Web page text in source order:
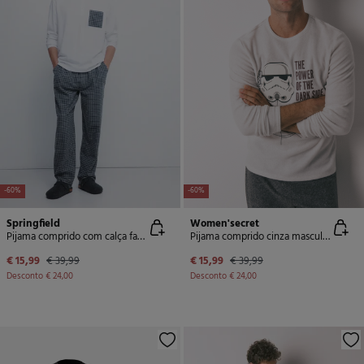
-60%
Springfield
Pijama comprido com calça fannel xadrez calça
€ 15,99 € 39,99
Desconto€ 24,00
-60%
Women'secret
Pijama comprido cinza masculino polar Star Wars
€ 15,99 € 39,99
Desconto€ 24,00